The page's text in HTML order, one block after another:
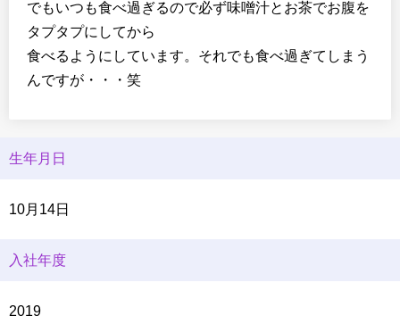
でもいつも食べ過ぎるので必ず味噌汁とお茶でお腹を
タプタプにしてから
食べるようにしています。それでも食べ過ぎてしまう
んですが・・・笑
生年月日
10月14日
入社年度
2019